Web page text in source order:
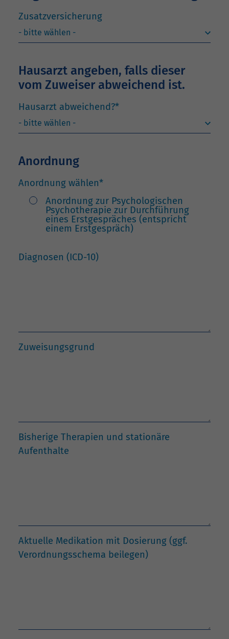
Zusatzversicherung
Hausarzt angeben, falls dieser
vom Zuweiser abweichend ist.
Hausarzt abweichend?*
Anordnung
Anordnung wählen*
Anordnung zur Psychologischen
Psychotherapie zur Durchführung
eines Erstgespräches (entspricht
einem Erstgespräch)
Diagnosen (ICD-10)
Zuweisungsgrund
Bisherige Therapien und stationäre
Aufenthalte
Aktuelle Medikation mit Dosierung (ggf.
Verordnungsschema beilegen)